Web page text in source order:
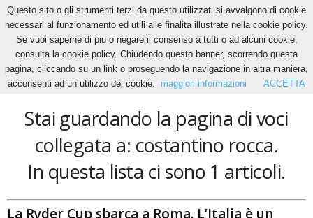
Home Tags Costantino rocca
costantino rocca
Stai guardando la pagina di voci
collegata a: costantino rocca.
In questa lista ci sono 1 articoli.
La Ryder Cup sbarca a Roma. L’Italia è un
Questo sito o gli strumenti terzi da questo utilizzati si avvalgono di cookie
necessari al funzionamento ed utili alle finalita illustrate nella cookie policy.
Se vuoi saperne di piu o negare il consenso a tutti o ad alcuni cookie,
consulta la cookie policy. Chiudendo questo banner, scorrendo questa
pagina, cliccando su un link o proseguendo la navigazione in altra maniera,
acconsenti ad un utilizzo dei cookie.
maggiori informazioni ACCETTA